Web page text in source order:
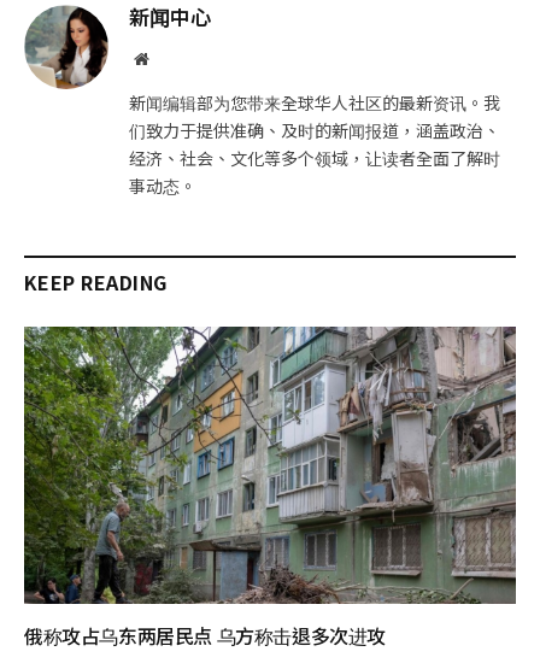
新闻中心
网
新闻编辑部为您带来全球华人社区的最新资讯。我
们致力于提供准确、及时的新闻报道，涵盖政治、
经济、社会、文化等多个领域，让读者全面了解时
事动态。
KEEP READING
俄称攻占乌东两居民点 乌方称击退多次进攻